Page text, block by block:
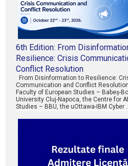
6th Edition: From
Resilience: Crisis
Conflict Resolution
From Disinformation to Resilience:
Communication and Conflict
Faculty of European Studies – Babeș-
University Cluj-Napoca, the Centre for
Studies – BBU, the uOttawa-IBM Cyber …